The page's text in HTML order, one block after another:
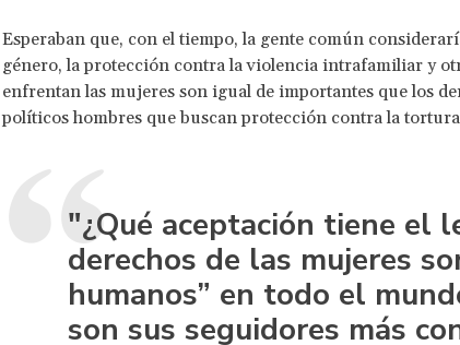
Esperaban que, con el tiempo, la gente común
género, la protección contra la violencia intrafamiliar y
enfrentan las mujeres son igual de importantes que los
políticos hombres que buscan protección contra la
"¿Qué aceptación tiene el
derechos de las mujeres
humanos” en todo el
son sus seguidores más